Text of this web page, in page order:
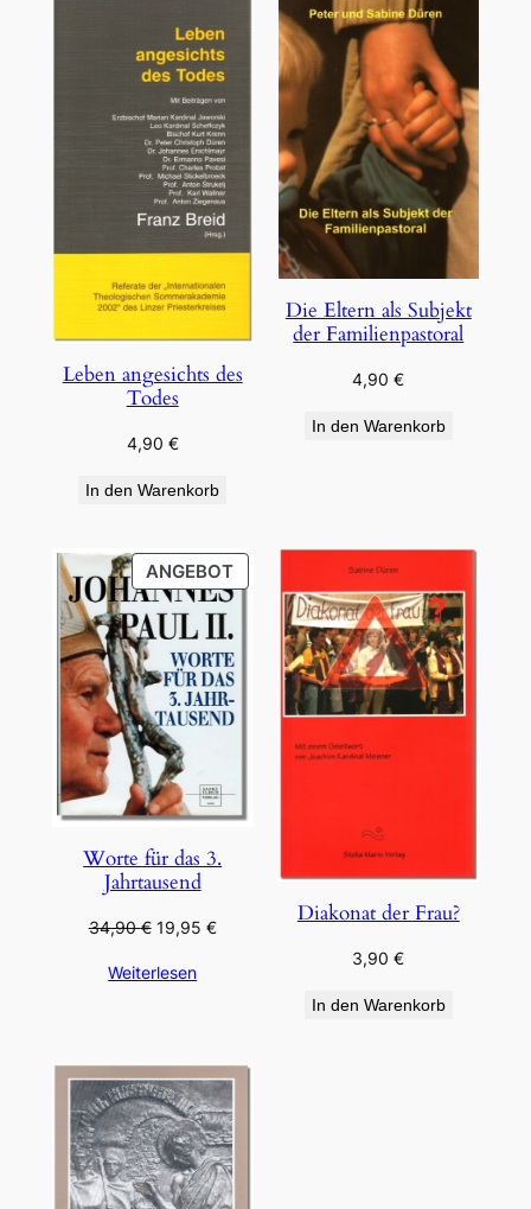
Leben angesichts des
Todes
4,90 €
In den Warenkorb
Die Eltern als Subjekt
der Familienpastoral
4,90€
In den Warenkorb
ANGEBOTPRODUKT
IM
ANGEBOT
Worte für das 3.
Jahrtausend
34,90€ Ursprünglicher
war:
19,95 €Aktueller
Weiterlesen
Diakonat der Frau?
3,90€
In den Warenkorb